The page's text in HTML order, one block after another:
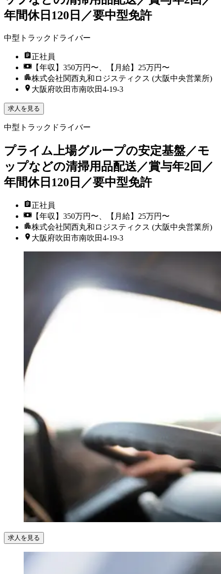
年間休日120日／要中型免許
中型トラックドライバー
正社員
【年収】350万円〜、【月給】25万円〜
株式会社関西丸和ロジスティクス (大阪中央営業所)
大阪府吹田市南吹田4-19-3
求人を見る
中型トラックドライバー
プライム上場グループの安定基盤／モ
ップなどの清掃用品配送／賞与年2回／
年間休日120日／要中型免許
正社員
【年収】350万円〜、【月給】25万円〜
株式会社関西丸和ロジスティクス (大阪中央営業所)
大阪府吹田市南吹田4-19-3
求人を見る